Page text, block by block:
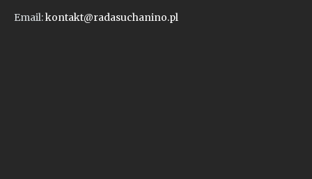
Email:kontakt@radasuchanino.pl